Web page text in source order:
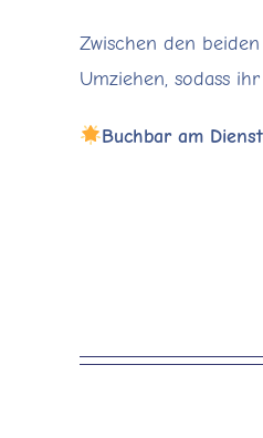
Zwischen den
Umziehen, sodass
Buchbar am